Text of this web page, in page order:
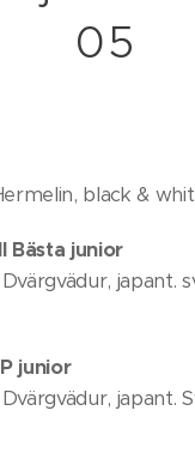
05
black &
Bästa junior
japant.
junior
japant.